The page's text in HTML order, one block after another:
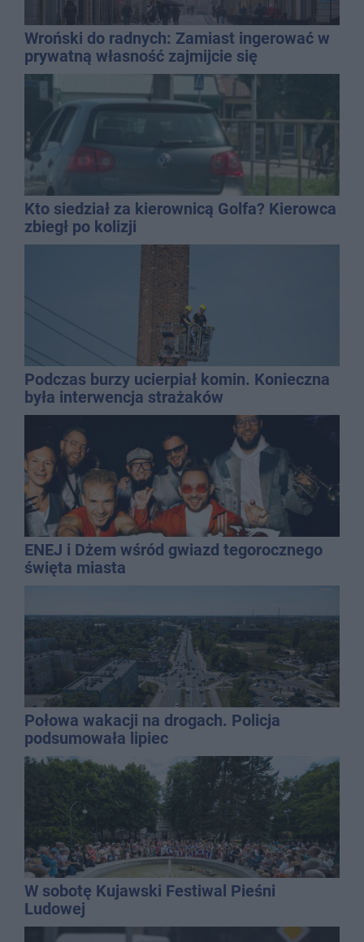
Wroński do radnych: Zamiast ingerować w
prywatną własność zajmijcie się
gospodarką
Kto siedział za kierownicą Golfa? Kierowca
zbiegł po kolizji
Podczas burzy ucierpiał komin. Konieczna
była interwencja strażaków
ENEJ i Dżem wśród gwiazd tegorocznego
święta miasta
Połowa wakacji na drogach. Policja
podsumowała lipiec
W sobotę Kujawski Festiwal Pieśni
Ludowej